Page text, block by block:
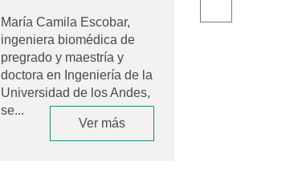
María Camila Escobar,
ingeniera biomédica de
pregrado y maestría y
doctora en Ingeniería de la
Universidad de los Andes,
se...
Ver más
la Universidad